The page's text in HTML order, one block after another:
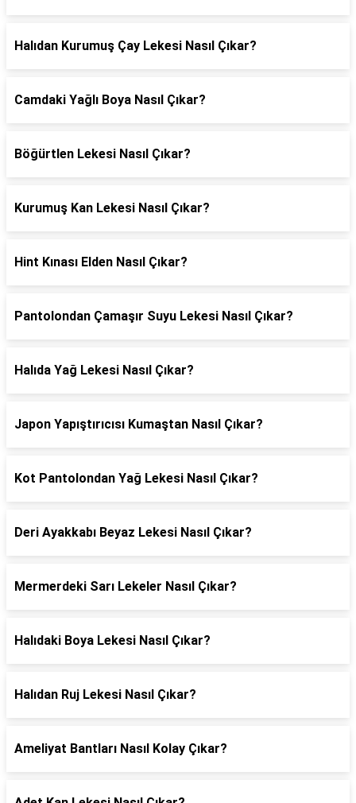
Halıdan Kurumuş Çay Lekesi Nasıl Çıkar?
Camdaki Yağlı Boya Nasıl Çıkar?
Böğürtlen Lekesi Nasıl Çıkar?
Kurumuş Kan Lekesi Nasıl Çıkar?
Hint Kınası Elden Nasıl Çıkar?
Pantolondan Çamaşır Suyu Lekesi Nasıl Çıkar?
Halıda Yağ Lekesi Nasıl Çıkar?
Japon Yapıştırıcısı Kumaştan Nasıl Çıkar?
Kot Pantolondan Yağ Lekesi Nasıl Çıkar?
Deri Ayakkabı Beyaz Lekesi Nasıl Çıkar?
Mermerdeki Sarı Lekeler Nasıl Çıkar?
Halıdaki Boya Lekesi Nasıl Çıkar?
Halıdan Ruj Lekesi Nasıl Çıkar?
Ameliyat Bantları Nasıl Kolay Çıkar?